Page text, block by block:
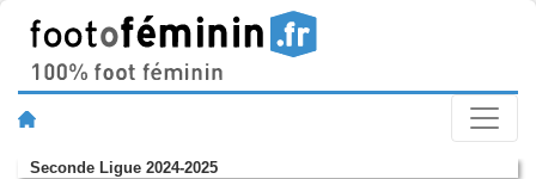
Seconde Ligue 2024-2025